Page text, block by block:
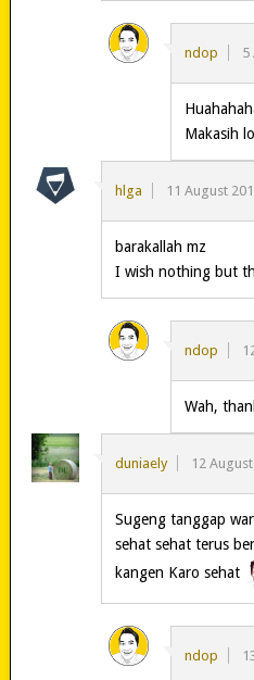
ndop 5
Makasih
hlga 11 August
barakallah mz
I wish nothing but
ndop
Wah,
duniaely 12
Sugeng tanggap
sehat sehat terus
kangen Karo sehat
ndop